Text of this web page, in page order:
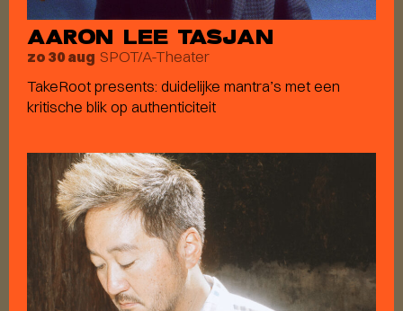
AARON LEE TASJAN
zo 30 aug SPOT/A-Theater
TakeRoot presents: duidelijke mantra’s met een
kritische blik op authenticiteit